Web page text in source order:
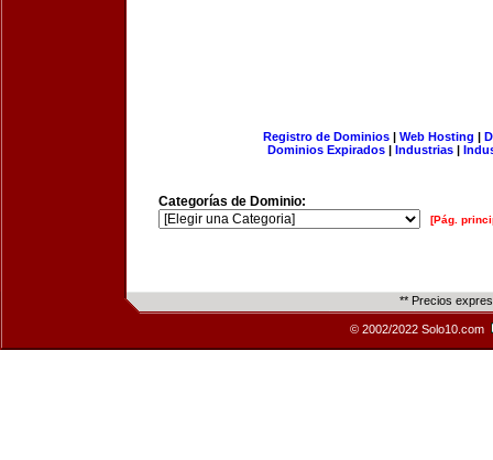
Registro de Dominios| Web Hosting |
Dominios Expirados | Industrias |
Categorías de Dominio:
[Pág.
** Precios
© 2002/2022 Solo10.com